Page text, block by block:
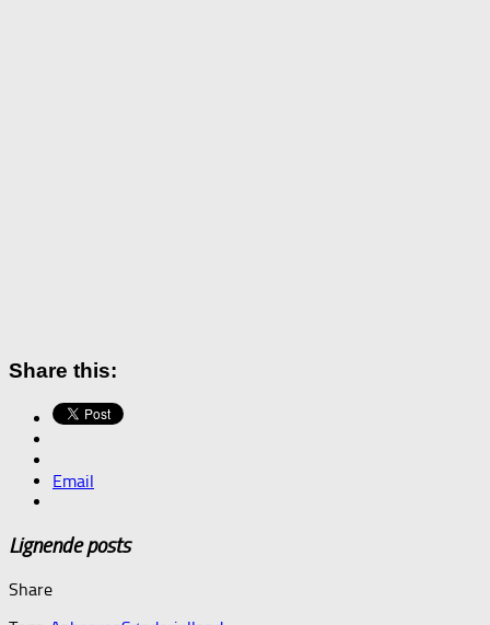
Share this:
Email
Lignende posts
Share